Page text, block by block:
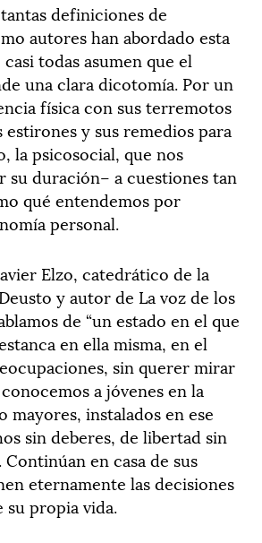
definiciones de
autores han abordado esta
todas asumen que el
una clara dicotomía. Por un
física con sus terremotos
estirones y sus remedios para
la psicosocial, que nos
su duración– a cuestiones tan
qué entendemos por
personal.
Elzo, catedrático de la
y autor de La voz de los
de “un estado en el que
en ella misma, en el
sin querer mirar
conocemos a jóvenes en la
mayores, instalados en ese
sin deberes, de libertad sin
en casa de sus
eternamente las decisiones
su propia vida.